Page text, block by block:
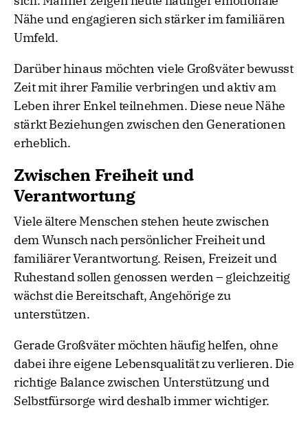
Nähe und engagieren sich stärker im familiären
Umfeld.
Darüber hinaus möchten viele Großväter bewusst
Zeit mit ihrer Familie verbringen und aktiv am
Leben ihrer Enkel teilnehmen. Diese neue Nähe
stärkt Beziehungen zwischen den Generationen
erheblich.
Zwischen Freiheit und
Verantwortung
Viele ältere Menschen stehen heute zwischen
dem Wunsch nach persönlicher Freiheit und
familiärer Verantwortung. Reisen, Freizeit und
Ruhestand sollen genossen werden – gleichzeitig
wächst die Bereitschaft, Angehörige zu
unterstützen.
Gerade Großväter möchten häufig helfen, ohne
dabei ihre eigene Lebensqualität zu verlieren. Die
richtige Balance zwischen Unterstützung und
Selbstfürsorge wird deshalb immer wichtiger.